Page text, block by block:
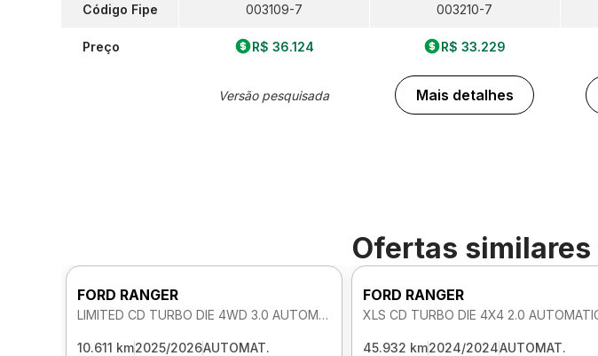
Código Fipe
Preço
003109-7
R$ 36.124
Versão pesquisada
003210-7
R$ 33.229
Mais detalhes
Ofertas similares
FORD RANGER
LIMITED CD TURBO DIE 4WD 3.0 AUTOMATICO
10.611 km2025/2026AUTOMAT.
FORD RANGER
XLS CD TURBO DIE 4X4 2.0
45.932 km2024/2024AUTOMAT.